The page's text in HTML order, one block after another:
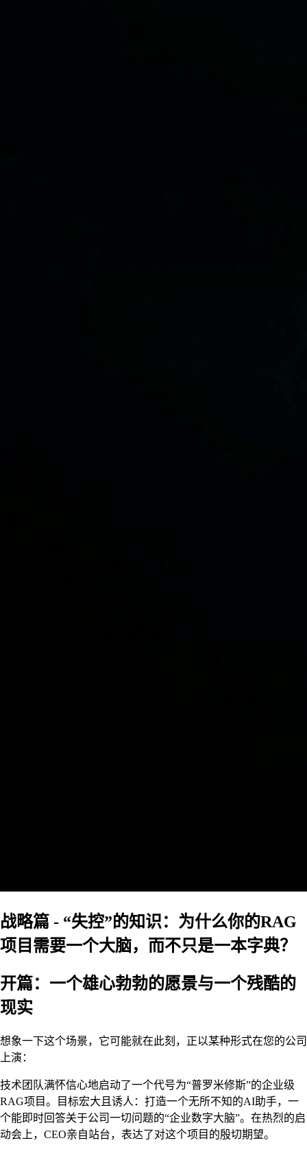
战略篇 - “失控”的知识：为什么你的RAG
项目需要一个大脑，而不只是一本字典？
开篇：一个雄心勃勃的愿景与一个残酷的
现实
想象一下这个场景，它可能就在此刻，正以某种形式在您的公司
上演：
技术团队满怀信心地启动了一个代号为“普罗米修斯”的企业级
RAG项目。目标宏大且诱人：打造一个无所不知的AI助手，一
个能即时回答关于公司一切问题的“企业数字大脑”。在热烈的启
动会上，CEO亲自站台，表达了对这个项目的殷切期望。